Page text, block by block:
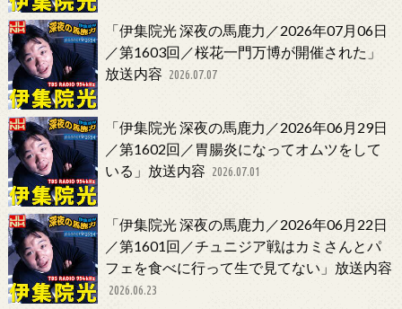
「伊集院光 深夜の馬鹿力／2026年07月06日
／第1603回／桜花一門万博が開催された」
放送内容 2026.07.07
「伊集院光 深夜の馬鹿力／2026年06月29日
／第1602回／胃腸炎になってオムツをして
いる」放送内容 2026.07.01
「伊集院光 深夜の馬鹿力／2026年06月22日
／第1601回／チュニジア戦はカミさんとパ
フェを食べに行って生で見てない」放送内容
2026.06.23